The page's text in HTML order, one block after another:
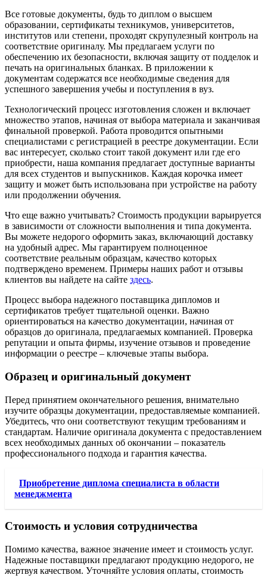
Все готовые документы, будь то диплом о высшем
образовании, сертификаты техникумов, университетов,
институтов или степени, проходят скрупулезный контроль на
соответствие оригиналу. Мы предлагаем услуги по
обеспечению их безопасности, включая защиту от подделок и
печать на оригинальных бланках. В приложении к
документам содержатся все необходимые сведения для
успешного завершения учебы и поступления в вуз.
Технологический процесс изготовления сложен и включает
множество этапов, начиная от выбора материала и заканчивая
финальной проверкой. Работа проводится опытными
специалистами с регистрацией в реестре документации. Если
вас интересует, сколько стоит такой документ или где его
приобрести, наша компания предлагает доступные варианты
для всех студентов и выпускников. Каждая корочка имеет
защиту и может быть использована при устройстве на работу
или продолжении обучения.
Что еще важно учитывать? Стоимость продукции варьируется
в зависимости от сложности выполнения и типа документа.
Вы можете недорого оформить заказ, включающий доставку
на удобный адрес. Мы гарантируем полноценное
соответствие реальным образцам, качество которых
подтверждено временем. Примеры наших работ и отзывы
клиентов вы найдете на сайте здесь.
Процесс выбора надежного поставщика дипломов и
сертификатов требует тщательной оценки. Важно
ориентироваться на качество документации, начиная от
образцов до оригинала, предлагаемых компанией. Проверка
репутации и опыта фирмы, изучение отзывов и проведение
информации о реестре – ключевые этапы выбора.
Образец и оригинальный документ
Перед принятием окончательного решения, внимательно
изучите образцы документации, предоставляемые компанией.
Убедитесь, что они соответствуют текущим требованиям и
стандартам. Наличие оригинала документа с предоставлением
всех необходимых данных об окончании – показатель
профессионального подхода и гарантия качества.
Приобретение диплома специалиста в области
менеджмента
Стоимость и условия сотрудничества
Помимо качества, важное значение имеет и стоимость услуг.
Надежные поставщики предлагают продукцию недорого, не
жертвуя качеством. Уточняйте условия оплаты, стоимость